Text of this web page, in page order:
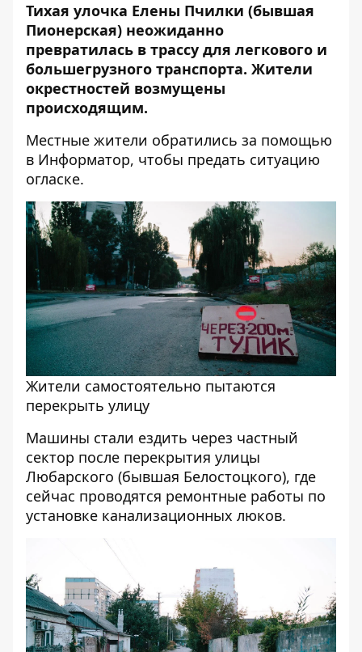
Тихая улочка Елены Пчилки (бывшая
Пионерская) неожиданно
превратилась в трассу для легкового и
большегрузного транспорта. Жители
окрестностей возмущены
происходящим.
Местные жители обратились за помощью
в Информатор, чтобы предать ситуацию
огласке.
Жители самостоятельно пытаются
перекрыть улицу
Машины стали ездить через частный
сектор после перекрытия улицы
Любарского (бывшая Белостоцкого), где
сейчас проводятся ремонтные работы по
установке канализационных люков.